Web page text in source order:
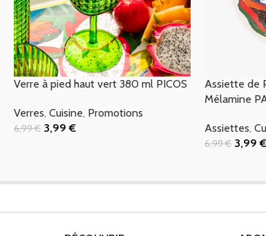
Verre à pied haut vert 380 ml PICOS
Verres, Cuisine, Promotions
6,99€ 3,99€
Assiette de
Mélamine
Assiettes,
6,99€ 3,99€